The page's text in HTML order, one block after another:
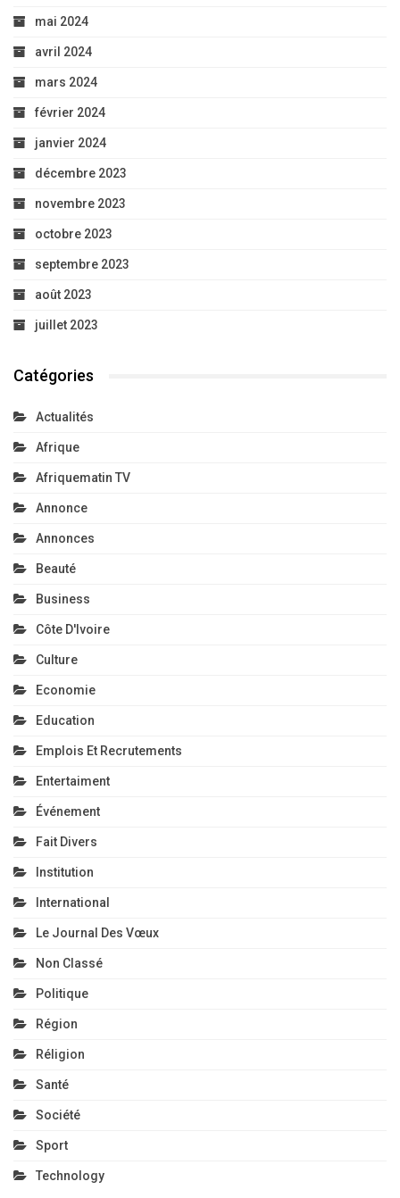
mai 2024
avril 2024
mars 2024
février 2024
janvier 2024
décembre 2023
novembre 2023
octobre 2023
septembre 2023
août 2023
juillet 2023
Catégories
Actualités
Afrique
Afriquematin TV
Annonce
Annonces
Beauté
Business
Côte D'Ivoire
Culture
Economie
Education
Emplois Et Recrutements
Entertaiment
Événement
Fait Divers
Institution
International
Le Journal Des Vœux
Non Classé
Politique
Région
Réligion
Santé
Société
Sport
Technology